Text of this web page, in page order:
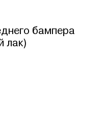
бампера
лак)